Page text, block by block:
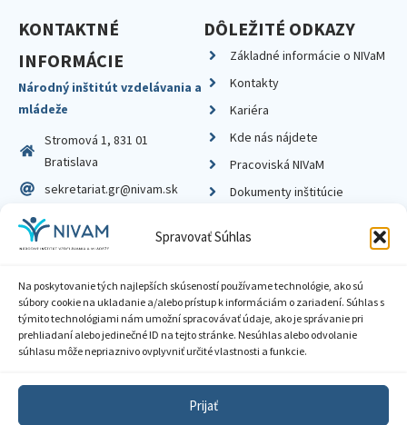
Spravovať Súhlas
Na poskytovanie tých najlepších skúseností používame technológie, ako sú
súbory cookie na ukladanie a/alebo prístup k informáciám o zariadení. Súhlas s
týmito technológiami nám umožní spracovávať údaje, ako je správanie pri
prehliadaní alebo jedinečné ID na tejto stránke. Nesúhlas alebo odvolanie
súhlasu môže nepriaznivo ovplyvniť určité vlastnosti a funkcie.
Prijať
KONTAKTNÉ
INFORMÁCIE
Národný inštitút vzdelávania a
mládeže
Stromová 1, 831 01
Bratislava
sekretariat.gr@nivam.sk
IČO: 00164348
DIČ: 2020798714
DÔLEŽITÉ ODKAZY
Základné informácie o NIVaM
Kontakty
Kariéra
Kde nás nájdete
Pracoviská NIVaM
Dokumenty inštitúcie
Zásady ochrany súkromia
Sprístupnenie informácií